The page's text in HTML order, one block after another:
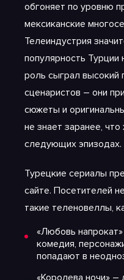
обгоняет по уровню
мексиканские
Телеиндустрия
популярность
роль сыграл
сценаристов – они
сюжеты и
не знает заранее,
следующих эпизодах.
Турецкие сериалы
сайте. Посетителей
такие теленовеллы,
«Любовь
комедия,
попадают в
«Королева ночи» –